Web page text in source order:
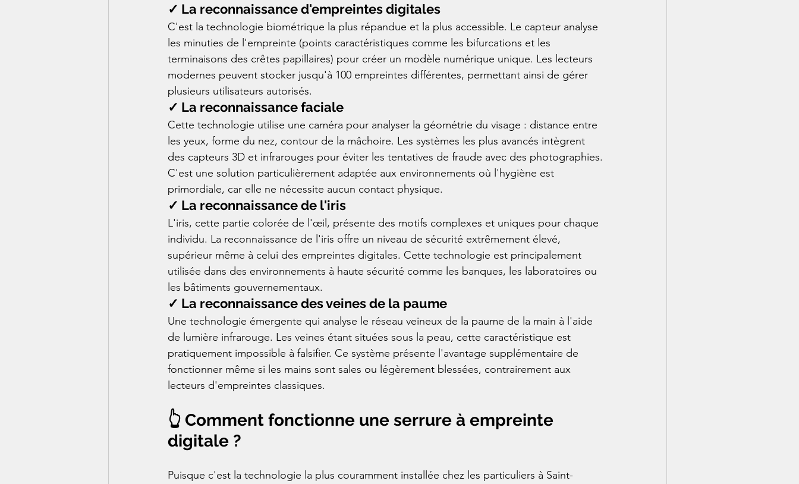
✓ La reconnaissance d'empreintes digitales
C'est la technologie biométrique la plus répandue et la plus accessible. Le capteur analyse
les minuties de l'empreinte (points caractéristiques comme les bifurcations et les
terminaisons des crêtes papillaires) pour créer un modèle numérique unique. Les lecteurs
modernes peuvent stocker jusqu'à 100 empreintes différentes, permettant ainsi de gérer
plusieurs utilisateurs autorisés.
✓ La reconnaissance faciale
Cette technologie utilise une caméra pour analyser la géométrie du visage : distance entre
les yeux, forme du nez, contour de la mâchoire. Les systèmes les plus avancés intègrent
des capteurs 3D et infrarouges pour éviter les tentatives de fraude avec des photographies.
C'est une solution particulièrement adaptée aux environnements où l'hygiène est
primordiale, car elle ne nécessite aucun contact physique.
✓ La reconnaissance de l'iris
L'iris, cette partie colorée de l'œil, présente des motifs complexes et uniques pour chaque
individu. La reconnaissance de l'iris offre un niveau de sécurité extrêmement élevé,
supérieur même à celui des empreintes digitales. Cette technologie est principalement
utilisée dans des environnements à haute sécurité comme les banques, les laboratoires ou
les bâtiments gouvernementaux.
✓ La reconnaissance des veines de la paume
Une technologie émergente qui analyse le réseau veineux de la paume de la main à l'aide
de lumière infrarouge. Les veines étant situées sous la peau, cette caractéristique est
pratiquement impossible à falsifier. Ce système présente l'avantage supplémentaire de
fonctionner même si les mains sont sales ou légèrement blessées, contrairement aux
lecteurs d'empreintes classiques.
👆 Comment fonctionne une serrure à empreinte
digitale ?
Puisque c'est la technologie la plus couramment installée chez les particuliers à Saint-